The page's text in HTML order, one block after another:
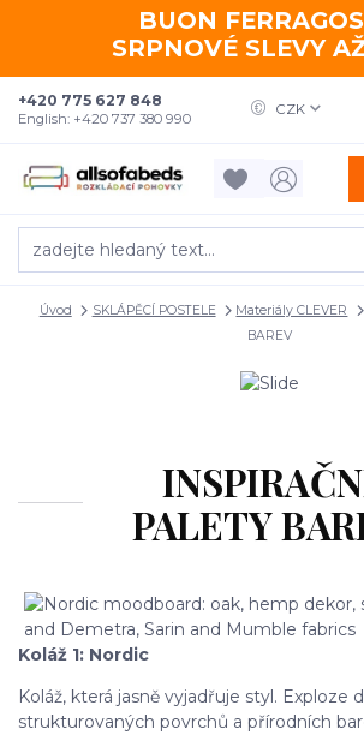
BUON
SRPNOVÉ SLEVY
CZK
+420 775 627 848
English: +420 737 380 990
Úvod SKLÁPĚCÍ POSTELE Materiály CLEVER
BAREV
PALETY
Koláž 1: Nordic
Koláž, která jasně vyjadřuje styl. Exploze
strukturovaných povrchů a přírodních